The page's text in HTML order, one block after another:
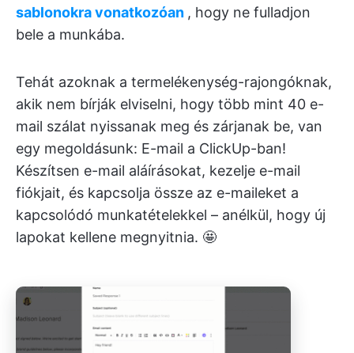
sablonokra vonatkozóan , hogy ne fulladjon
bele a munkába.
Tehát azoknak a termelékenység-rajongóknak,
akik nem bírják elviselni, hogy több mint 40 e-
mail szálat nyissanak meg és zárjanak be, van
egy megoldásunk: E-mail a ClickUp-ban!
Készítsen e-mail aláírásokat, kezelje e-mail
fiókjait, és kapcsolja össze az e-maileket a
kapcsolódó munkatételekkel – anélkül, hogy új
lapokat kellene megnyitnia. 🤩